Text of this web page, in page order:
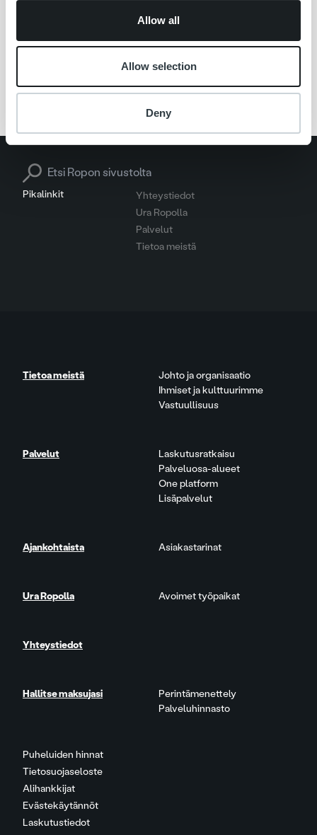
Allow all
Allow selection
Deny
Pikalinkit
Yhteystiedot
Ura Ropolla
Palvelut
Tietoa meistä
Search for:
Puheluiden hinnat
Tietosuojaseloste
Alihankkijat
Evästekäytännöt
Laskutustiedot
Tietoa meistä
Johto ja organisaatio
Ihmiset ja kulttuurimme
Vastuullisuus
Palvelut
Laskutusratkaisu
Palveluosa-alueet
One platform
Lisäpalvelut
Ajankohtaista Asiakastarinat
Ura Ropolla Avoimet työpaikat
Yhteystiedot
Hallitse maksujasi
Perintämenettely
Palveluhinnasto